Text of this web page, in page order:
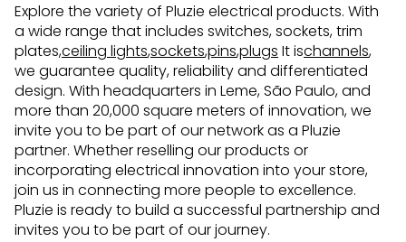
Explore the variety of Pluzie electrical products. With
a wide range that includes switches, sockets, trim
plates,ceiling lights,sockets,pins,plugs It ischannels,
we guarantee quality, reliability and differentiated
design. With headquarters in Leme, São Paulo, and
more than 20,000 square meters of innovation, we
invite you to be part of our network as a Pluzie
partner. Whether reselling our products or
incorporating electrical innovation into your store,
join us in connecting more people to excellence.
Pluzie is ready to build a successful partnership and
invites you to be part of our journey.